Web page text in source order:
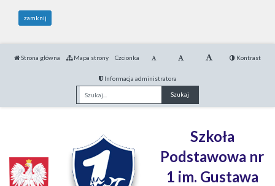
zamknij
Strona główna Mapa strony Czcionka Kontrast
Informacja administratora
Fraza
Szkoła
Podstawowa nr
1 im. Gustawa